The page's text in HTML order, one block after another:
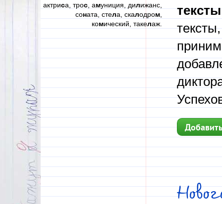
актриса, трос, амуниция, дилижанс,
соната, стела, скалодром,
комический, такелаж.
тексты